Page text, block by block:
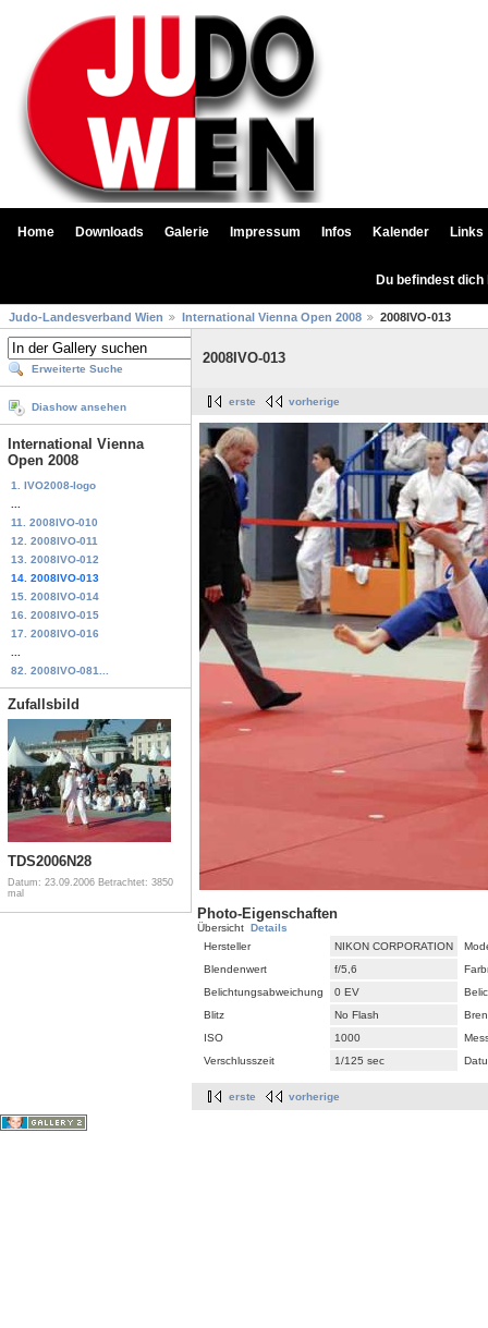
Home Downloads Galerie Impressum Infos Kalender Links
Du befindest
Judo-Landesverband Wien International Vienna Open 2008 2008IVO-013
Erweiterte Suche
Diashow ansehen
International Vienna
Open 2008
1. IVO2008-logo
11. 2008IVO-010
12. 2008IVO-011
13. 2008IVO-012
14. 2008IVO-013
15. 2008IVO-014
16. 2008IVO-015
17. 2008IVO-016
82. 2008IVO-081...
Zufallsbild
TDS2006N28
Datum: 23.09.2006 Betrachtet: 3850
mal
2008IVO-013
erste vorherige
Photo-Eigenschaften
Übersicht Details
Hersteller
NIKON CORPORATION
Blendenwert
f/5,6
Belichtungsabweichung
0 EV
Blitz
No Flash
ISO
1000
Verschlusszeit
1/125 sec
erste vorherige